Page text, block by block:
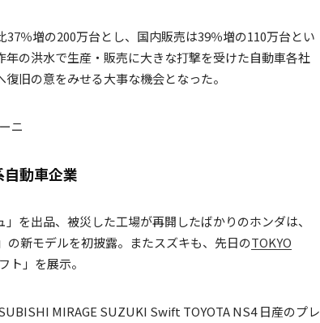
％増の200万台とし、国内販売は39％増の110万台とい
の洪水で生産・販売に大きな打撃を受けた自動車各社
旧の意をみせる大事な機会となった。
ニ
動車企業
を出品、被災した工場が再開したばかりのホンダは、
新モデルを初披露。またスズキも、先日のTOKYO
ト」を展示。
MIRAGE SUZUKI Swift TOYOTA NS4 日産のプレ